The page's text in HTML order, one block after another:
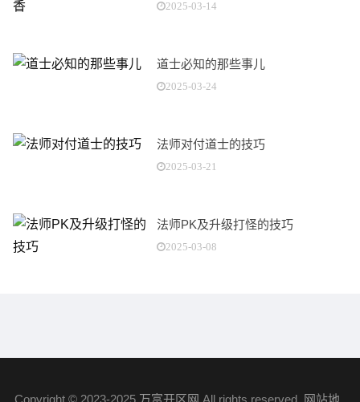
2025-03-14
道士必知的那些事儿
2025-03-24
法师对付道士的技巧
2025-03-21
法师PK及升级打怪的技巧
2025-03-08
Copyright © 2023-2025 万富开区网 All rights reserved. 网站地